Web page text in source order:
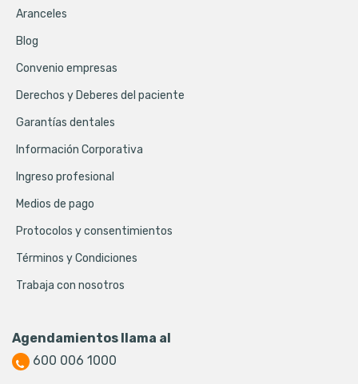
Aranceles
Blog
Convenio empresas
Derechos y Deberes del paciente
Garantías dentales
Información Corporativa
Ingreso profesional
Medios de pago
Protocolos y consentimientos
Términos y Condiciones
Trabaja con nosotros
Agendamientos llama al
600 006 1000